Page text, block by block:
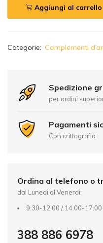
Aggiungi al carrello
lCategorie: Complementi
Spedizione
per ordini
Pagamenti
Con crittografia
Ordina al telefono o
dal Lunedi al Venerdi:
9:30-12.00 / 14.00-17:00
388 886 6978